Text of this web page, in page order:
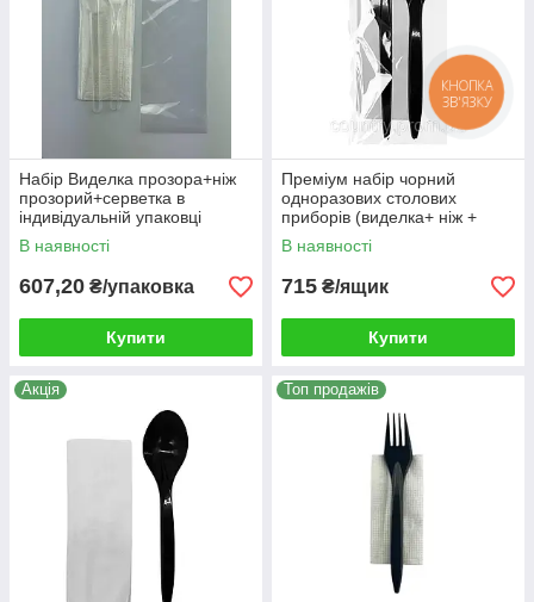
Набір Виделка прозора+ніж
прозорий+серветка в
індивідуальній упаковці
(200шт/уп)
В наявності
607,20 ₴/упаковка
Купити
Преміум набір чорний
одноразових столових
приборів (виделка+ ніж +
серветка) упаковка 200шт
В наявності
715 ₴/ящик
Купити
Акція Топ продажів
КНОПКА
ЗВ'ЯЗКУ